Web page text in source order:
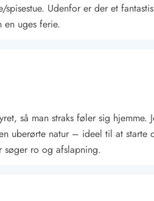
Udenfor er der et
en uges ferie.
så man straks føler sig
uberørte natur – ideel til at
ro og afslapning.